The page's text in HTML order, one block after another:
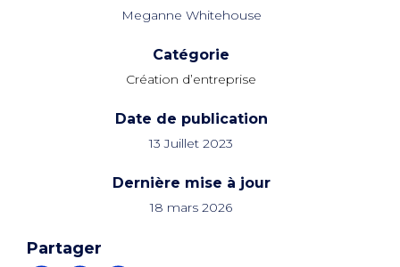
Meganne Whitehouse
Catégorie
Création d’entreprise
Date de publication
13 Juillet 2023
Dernière mise à jour
18 mars 2026
Partager